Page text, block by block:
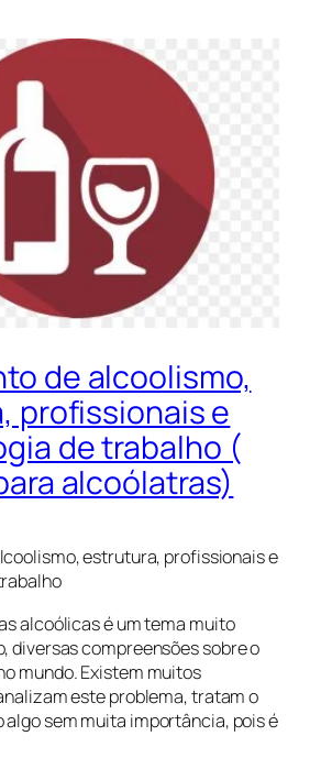
de alcoolismo,
profissionais e
de trabalho (
alcoólatras)
estrutura, profissionais e
alcoólicas é um tema muito
diversas compreensões sobre o
mundo. Existem muitos
este problema, tratam o
sem muita importância, pois é